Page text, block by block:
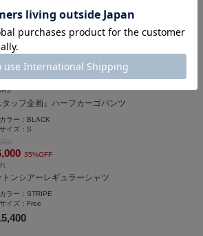
ことで、
ンスに◎
方でも
ーンオメガイヤリング
ラー：
イズ：-
50%OFF
タッフ企画』ハーフカーゴパンツ
ラー： BLACK
イズ：S
35%OFF
トンシアーレギュラーシャツ
ラー：STRIPE
イズ： Free